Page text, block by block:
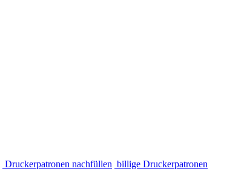
Druckerpatronen nachfüllen billige Druckerpatronen